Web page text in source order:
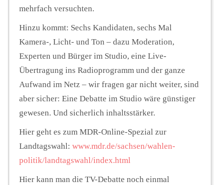
mehrfach versuchten.
Hinzu kommt: Sechs Kandidaten, sechs Mal
Kamera-, Licht- und Ton – dazu Moderation,
Experten und Bürger im Studio, eine Live-
Übertragung ins Radioprogramm und der ganze
Aufwand im Netz – wir fragen gar nicht weiter, sind
aber sicher: Eine Debatte im Studio wäre günstiger
gewesen. Und sicherlich inhaltsstärker.
Hier geht es zum MDR-Online-Spezial zur
Landtagswahl: www.mdr.de/sachsen/wahlen-
politik/landtagswahl/index.html
Hier kann man die TV-Debatte noch einmal